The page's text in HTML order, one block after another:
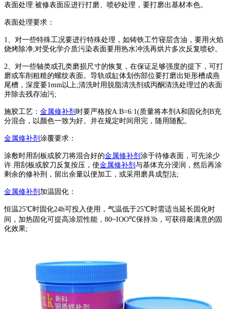
表面处理:被修表面应进行打磨、喷砂处理，要打磨出基材本色。
表面处理要求：
1、对一些特殊工况要进行特殊处理，如铸铁工竹寝层含油，要用火焰
烧烤除净;对受化学介质污染表面要用热水冲洗再烘片多次反复喷砂。
2、对一些轴类或孔类磨损尺寸的恢复，在保证足够强度的提下，可打
磨或车削粗糙的螺纹表面。导轨或缸体划伤部位要打磨出矩形槽成燕
尾槽，深度要1mm以上;清洗时用脱脂清洗剂或丙酮清洗处理过的表面
并除去残存油污;
施胶工艺： 金属修补剂 时要严格按A:B=6:1(质量将本剂A和固化剂B充
分混合，以颜色一致为好。并在规定时间用完，随用随配。
金属修补剂 涂覆要求：
涂敷时用刮板或胶刀将混合好的金属修补剂 涂于待修表面，可先涂少
许.用刮板或胶刀反复按压，使金属修补剂 与基体充分浸润，然后再涂
剩余的修补刑，留出余量以便加工，或采用磨具成型法;
金属修补剂 加温固化：
恒温25℃时固化24h可投入使用，气温低于25℃时需适当延长固化时
间，加热固化可提高涂层性能，80~IOO℃保持3h，可获得最满意的固
化效果;